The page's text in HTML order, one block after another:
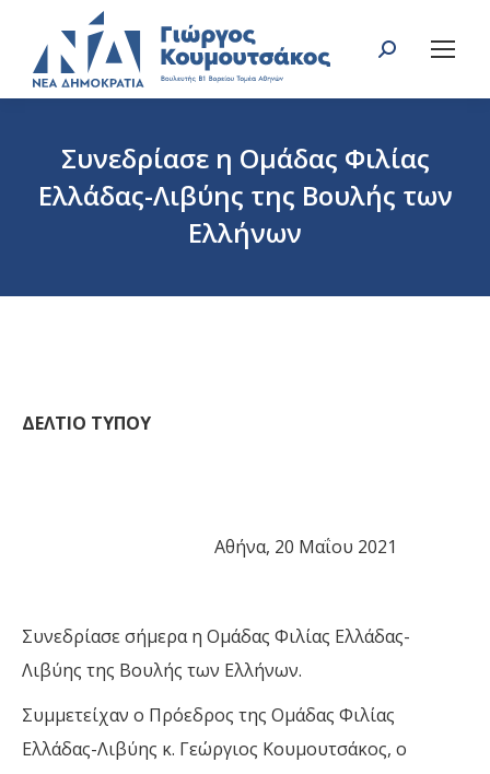
Search:
Συνεδρίασε η Ομάδας Φιλίας
Ελλάδας-Λιβύης της Βουλής των
Ελλήνων
ΔΕΛΤΙΟ ΤΥΠΟΥ
Αθήνα, 20 Μαΐου 2021
Συνεδρίασε σήμερα η Ομάδας Φιλίας Ελλάδας-
Λιβύης της Βουλής των Ελλήνων.
Συμμετείχαν ο Πρόεδρος της Ομάδας Φιλίας
Ελλάδας-Λιβύης κ. Γεώργιος Κουμουτσάκος, ο